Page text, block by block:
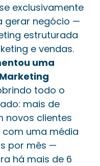
exclusivamente
gerar negócio —
estruturada
e vendas.
uma
todo o
mais de
novos clientes
uma média
por mês —
há mais de 6